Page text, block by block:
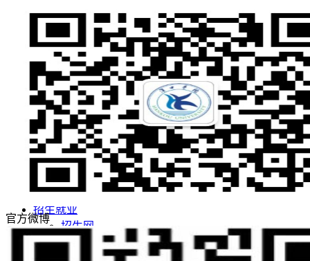
管理机构
师资队伍
师资队伍概况
学者名师
名师风采
教学科研
教育教学
科学研究
党团建设
党建阵地
团学天地
招生就业
招生网
就业网
官方微博